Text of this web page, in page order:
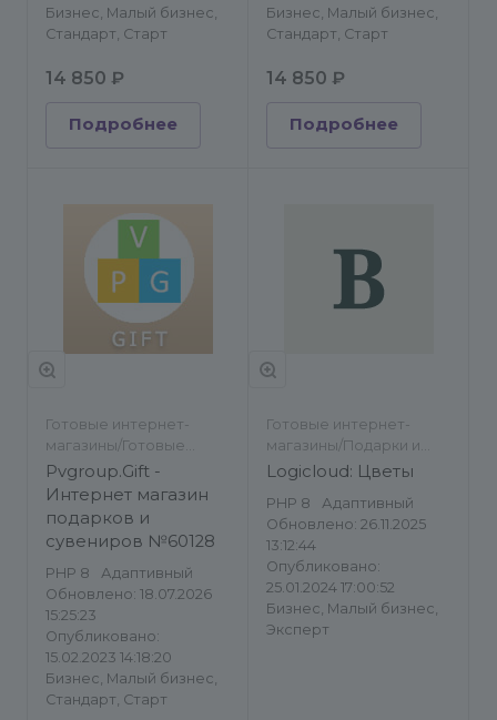
Бизнес, Малый бизнес,
Стандарт, Старт
14 850 ₽
Подробнее
Бизнес, Малый бизнес,
Стандарт, Старт
14 850 ₽
Подробнее
Готовые интернет-
магазины/Готовые
сайты/Подарки и
сувениры/Каталог
товаров, услуг
Pvgroup.Gift -
Интернет магазин
подарков и
сувениров №60128
PHP 8
Адаптивный
Обновлено: 18.07.2026
15:25:23
Опубликовано:
15.02.2023 14:18:20
Бизнес, Малый бизнес,
Стандарт, Старт
Готовые интернет-
магазины/Подарки и
сувениры
Logicloud: Цветы
PHP 8
Адаптивный
Обновлено: 26.11.2025
13:12:44
Опубликовано:
25.01.2024 17:00:52
Бизнес, Малый бизнес,
Эксперт